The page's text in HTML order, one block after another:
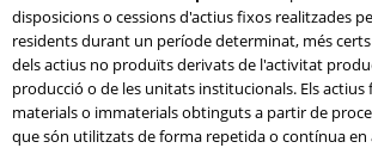
disposicions o cessions d'actius fixos realitzades
residents durant un període determinat, més
dels actius no produïts derivats de l'activitat
producció o de les unitats institucionals. Els actius
materials o immaterials obtinguts a partir de
que són utilitzats de forma repetida o contínua en